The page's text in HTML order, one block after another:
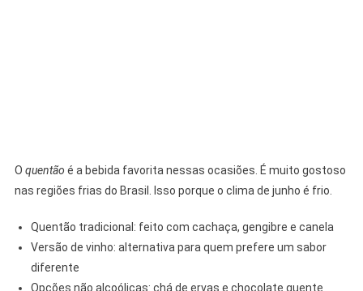
O quentão é a bebida favorita nessas ocasiões. É muito gostoso
nas regiões frias do Brasil. Isso porque o clima de junho é frio.
Quentão tradicional: feito com cachaça, gengibre e canela
Versão de vinho: alternativa para quem prefere um sabor
diferente
Opções não alcoólicas: chá de ervas e chocolate quente